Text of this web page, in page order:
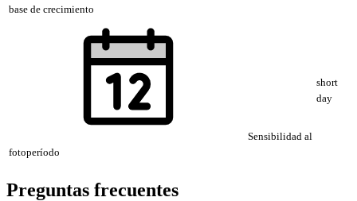
base de crecimiento
Sensibilidad al
fotoperíodo
short
day
Preguntas frecuentes